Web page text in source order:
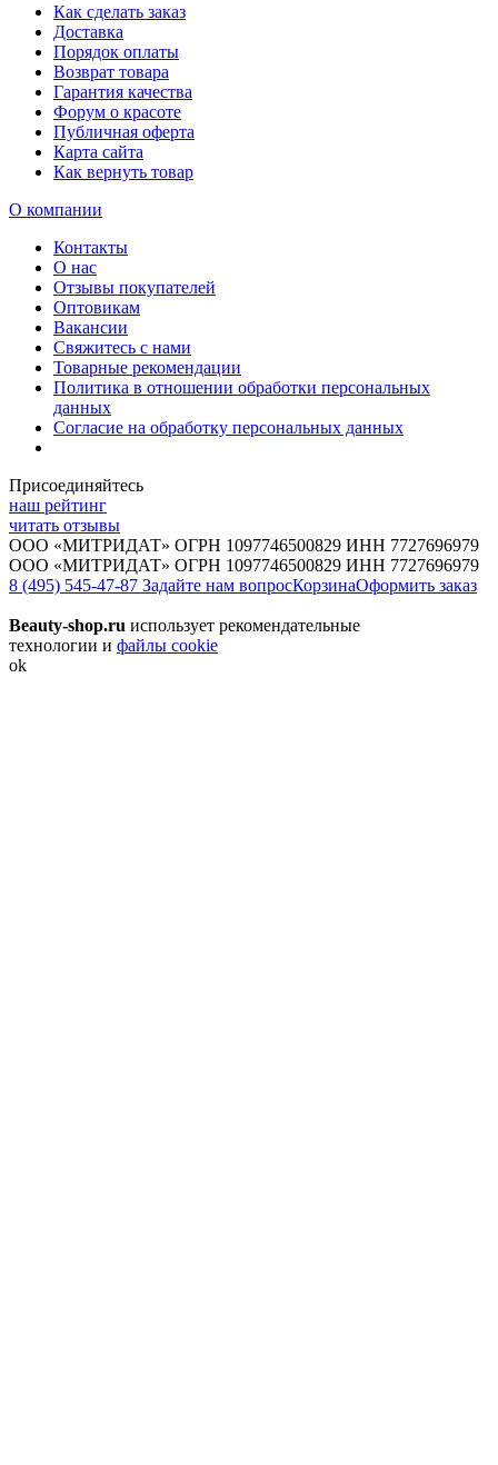
Как сделать заказ
Доставка
Порядок оплаты
Возврат товара
Гарантия качества
Форум о красоте
Публичная оферта
Карта сайта
Как вернуть товар
О компании
Контакты
О нас
Отзывы покупателей
Оптовикам
Вакансии
Свяжитесь с нами
Товарные рекомендации
Политика в отношении обработки персональных
данных
Согласие на обработку персональных данных
Присоединяйтесь
наш рейтинг
читать отзывы
ООО «МИТРИДАТ» ОГРН 1097746500829 ИНН 7727696979
ООО «МИТРИДАТ» ОГРН 1097746500829 ИНН 7727696979
8 (495) 545-47-87 Задайте нам вопросКорзинаОформить заказ
Beauty-shop.ru использует рекомендательные
технологии и файлы cookie
ok